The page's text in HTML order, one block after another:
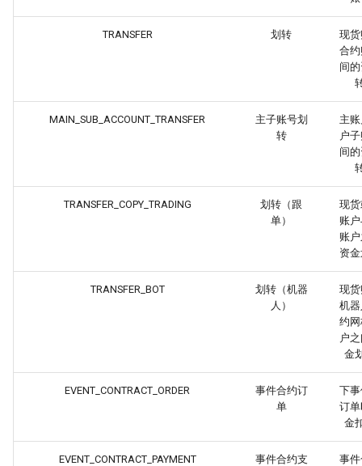
TRANSFER 划转
现
合
间
MAIN_SUB_ACCOUNT_TRANSFER
主子账号划
转
主
户
间
TRANSFER_COPY_TRADING
划转（跟
单）
现
账
账
资
TRANSFER_BOT
划转（机器
人）
现
机
约
户
金
EVENT_CONTRACT_ORDER
事件合约订
单
下
订
金
EVENT_CONTRACT_PAYMENT
事件合约支
事